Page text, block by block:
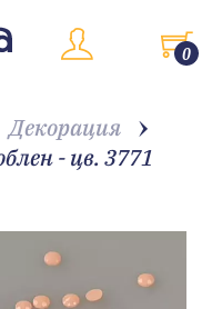
0
Декорация
- цв. 3771